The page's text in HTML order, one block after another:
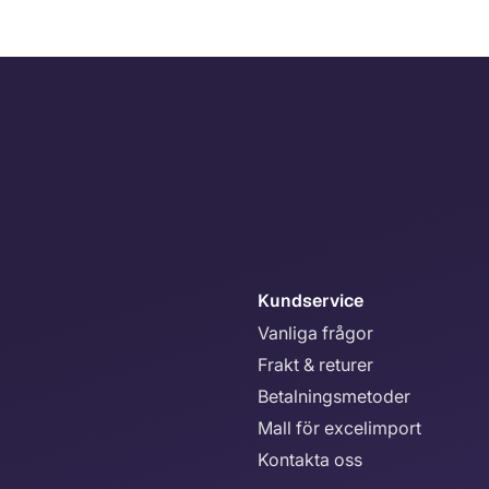
Kundservice
Vanliga frågor
Frakt & returer
Betalningsmetoder
Mall för excelimport
Kontakta oss